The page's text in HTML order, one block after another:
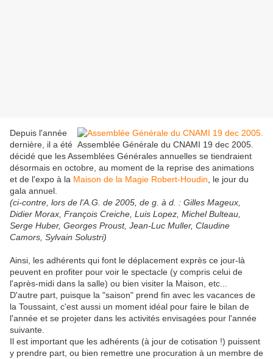
Assemblée Générale du CNAMI 19 dec 2005.
Depuis l'année
dernière, il a été
décidé que les Assemblées Générales annuelles se tiendraient
désormais en octobre, au moment de la reprise des animations
et de l'expo à la Maison de la Magie Robert-Houdin , le jour du
gala annuel.
(ci-contre, lors de l'A.G. de 2005, de g. à d. : Gilles Mageux,
Didier Morax, François Creiche, Luis Lopez, Michel Bulteau,
Serge Huber, Georges Proust, Jean-Luc Muller, Claudine
Camors, Sylvain Solustri)
Ainsi, les adhérents qui font le déplacement exprès ce jour-là
peuvent en profiter pour voir le spectacle (y compris celui de
l'après-midi dans la salle) ou bien visiter la Maison, etc...
D'autre part, puisque la "saison" prend fin avec les vacances de
la Toussaint, c'est aussi un moment idéal pour faire le bilan de
l'année et se projeter dans les activités envisagées pour l'année
suivante.
Il est important que les adhérents (à jour de cotisation !) puissent
y prendre part, ou bien remettre une procuration à un membre de